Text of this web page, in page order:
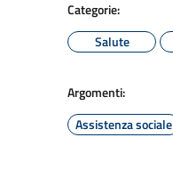
Categorie:
Salute
Argomenti:
Assistenza sociale